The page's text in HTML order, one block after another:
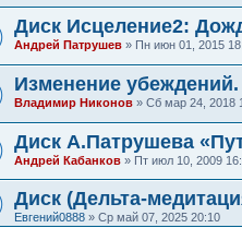
Диск Исцеление2:
Андрей Патрушев » Пн июн 01, 2015
Изменение
Владимир Никонов » Сб мар 24, 2018
Диск А.Патрушева
Андрей Кабанков » Пт июл 10, 2009
Диск (Дельта-
Евгений0888 » Ср май 07, 2025 20:10